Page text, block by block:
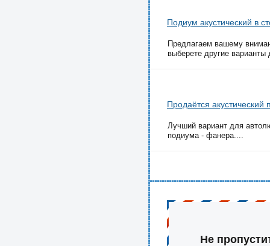
Подиум акустический в
Предлагаем вашему
выберете другие варианты
Продаётся акустический
Лучший вариант для
подиума - фанера....
Не